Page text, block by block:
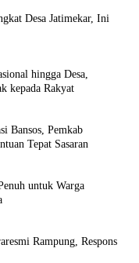
Desa Jatimekar, Ini
hingga Desa,
kepada Rakyat
Bansos, Pemkab
Tepat Sasaran
untuk Warga
Rampung, Respons